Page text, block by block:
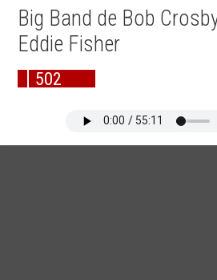
Big Band de Bob
Eddie Fisher
502